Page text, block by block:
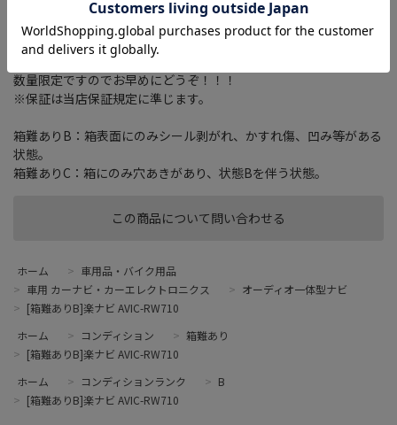
この商品について問い合わせる
慮検索/Bluetooth 4.2+EDR/ワイドFM/ハンズフリー機能
箱は特に気にしない方！期間がたったら捨ててしまう方！
箱は少し破損していますが【新品・未使用品】でお買得です！
数量限定ですのでお早めにどうぞ！！！
※保証は当店保証規定に準じます。
箱難ありB：箱表面にのみシール剥がれ、かすれ傷、凹み等がある
状態。
箱難ありC：箱にのみ穴あきがあり、状態Bを伴う状態。
ホーム > 車用品・バイク用品
> 車用 カーナビ・カーエレクトロニクス > オーディオ一体型ナビ
> [箱難ありB]楽ナビ AVIC-RW710
ホーム
> コンディション > 箱難あり
> [箱難ありB]楽ナビ AVIC-RW710
ホーム
> コンディションランク > B
> [箱難ありB]楽ナビ AVIC-RW710